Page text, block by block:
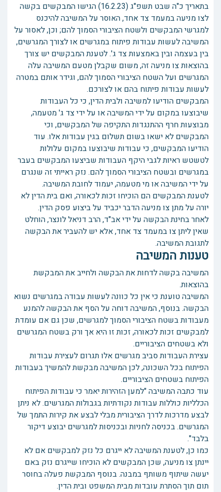
בתאריך כ"ה שבט תשפ"ג (16.2.23) הגישו המבקשים בקשה
לצו מניעה במעמד צד אחד, האוסר על המשיבה להיכנס
למגרשי המבקשים ולשטח הציבורי הסמוך להם; וכן, לאסור על
המשיבה לעשות עבודות פיתוח במגרשים או לצורך המגרשים,
בין בעצמה ובין באמצעות צד ג'. לטענת המבקשים יש צורך
בהוצאות צו מניעה זה, משום שקבלן מטעם המשיבה עלה
המגרשים ועל השטח הציבורי הסמוך להם, וגידר אותם במטרה
לעשות עבודות פיתוח בהם או לצורכם.
המבקשים הודיעו למשיבה ולבית הדין, כי כל העבודות
שיבוצעו במקום על ידי המשיבה או על ידי צד ג' מטעמה,
מבוצעות חרף ההתנגדות התקיפה של המבקשים, וכי
המבקשים לא ישאו בשום תשלום בגין עבודות אלו. עוד
הודיעו המבקשים, כי עבודות שיבוצעו במקום עלולות
לטשטש ראיות לגבי היקף העבודות שביצעו המבקשים בעבר
במגרשים ובשטח הציבורי הסמוך להם. נזק ראייתי זה שנגרם
על ידי המשיבה או מי מטעמה, יעמוד לחובת המשיבה.
לטענת המבקשים הם הוכיחו זכות לכאורה, ואם בית הדין לא
יורה על מתן צו מניעה הדבר יכביד על ביצוע פסק הדין.
לאחר בחינת הבקשה על ידי אב"ד, הרב דניאל לונצר, הוחלט
שאין ליתן צו במעמד צד אחד, אלא יש להעביר את הבקשה
לתגובת המשיבה.
טענות המשיבה
המשיבה בקשה לדחות את הבקשה ולחייב את המבקשת
בהוצאות.
המשיבה טוענת כי אין כל כוונה לעשות עבודה במגרשים נשוא
הבקשה. בנוסף, המשיבה דוחה על הסף את הבקשה להמנע
מעבודות בשטח הציבורי הסמוך למגרשים, שכן גם אם עומדת
למבקשים זכות לכאורה, זכות זו היא אך ורק בשטח המגרשים
ולא בשטחים הציבוריים.
עצירת העבודות סביב מגרשים אלו תגרום לעצירת עבודות
הפיתוח בכל השכונה, לכן המשיבה מבקשת להמשיך בעבודות
הפיתוח בשטחים הציבוריים.
עוד כתבה המשיבה "למען הזהירות יאמר כי עבודות הפיתוח
הכלליות כוללות עבודות נקודתיות בגבולות המגרשים. לא ניתן
לבצע מדרכות לדרך הציבורית מבלי לבצע את קירות התמך של
המגרשים. בכניסה לחניות ובכניסות למגרשים יבוצע דיקור
בלבד".
כמו כן, לטענת המשיבה לא ייגרם כל נזק למבקשים אם לא
יינתן צו מניעה, שכן המבקשים לא הוכיחו שייגרם נזק באם
יעשה שיתוף משותף במבנה. בנוסף המבקשת פעלה בחוסר
תום תוך הסתרת עובדות מבית המשפט ובית הדין.